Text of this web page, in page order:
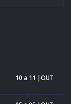
10 a 11 |OUT